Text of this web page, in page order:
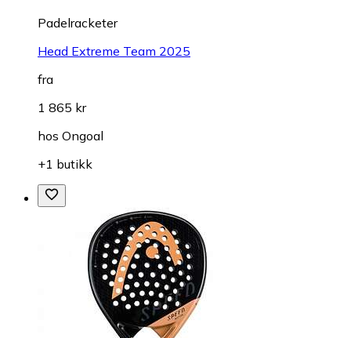
Padelracketer
Head Extreme Team 2025
fra
1 865 kr
hos Ongoal
+1 butikk